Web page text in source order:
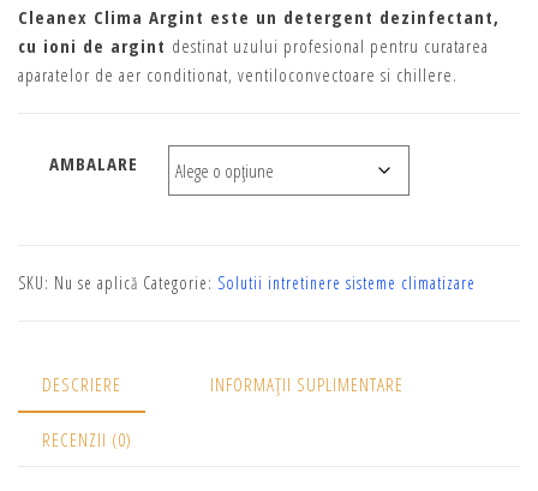
Cleanex Clima Argint este un detergent dezinfectant,
cu ioni de argint destinat uzului profesional pentru curatarea
aparatelor de aer conditionat, ventiloconvectoare si chillere.
AMBALARE
SKU: Nu se aplică Categorie: Solutii intretinere sisteme climatizare
DESCRIERE INFORMAȚII SUPLIMENTARE
RECENZII (0)